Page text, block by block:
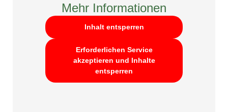
Mehr Informationen
Inhalt entsperren
Erforderlichen Service
akzeptieren und Inhalte
entsperren